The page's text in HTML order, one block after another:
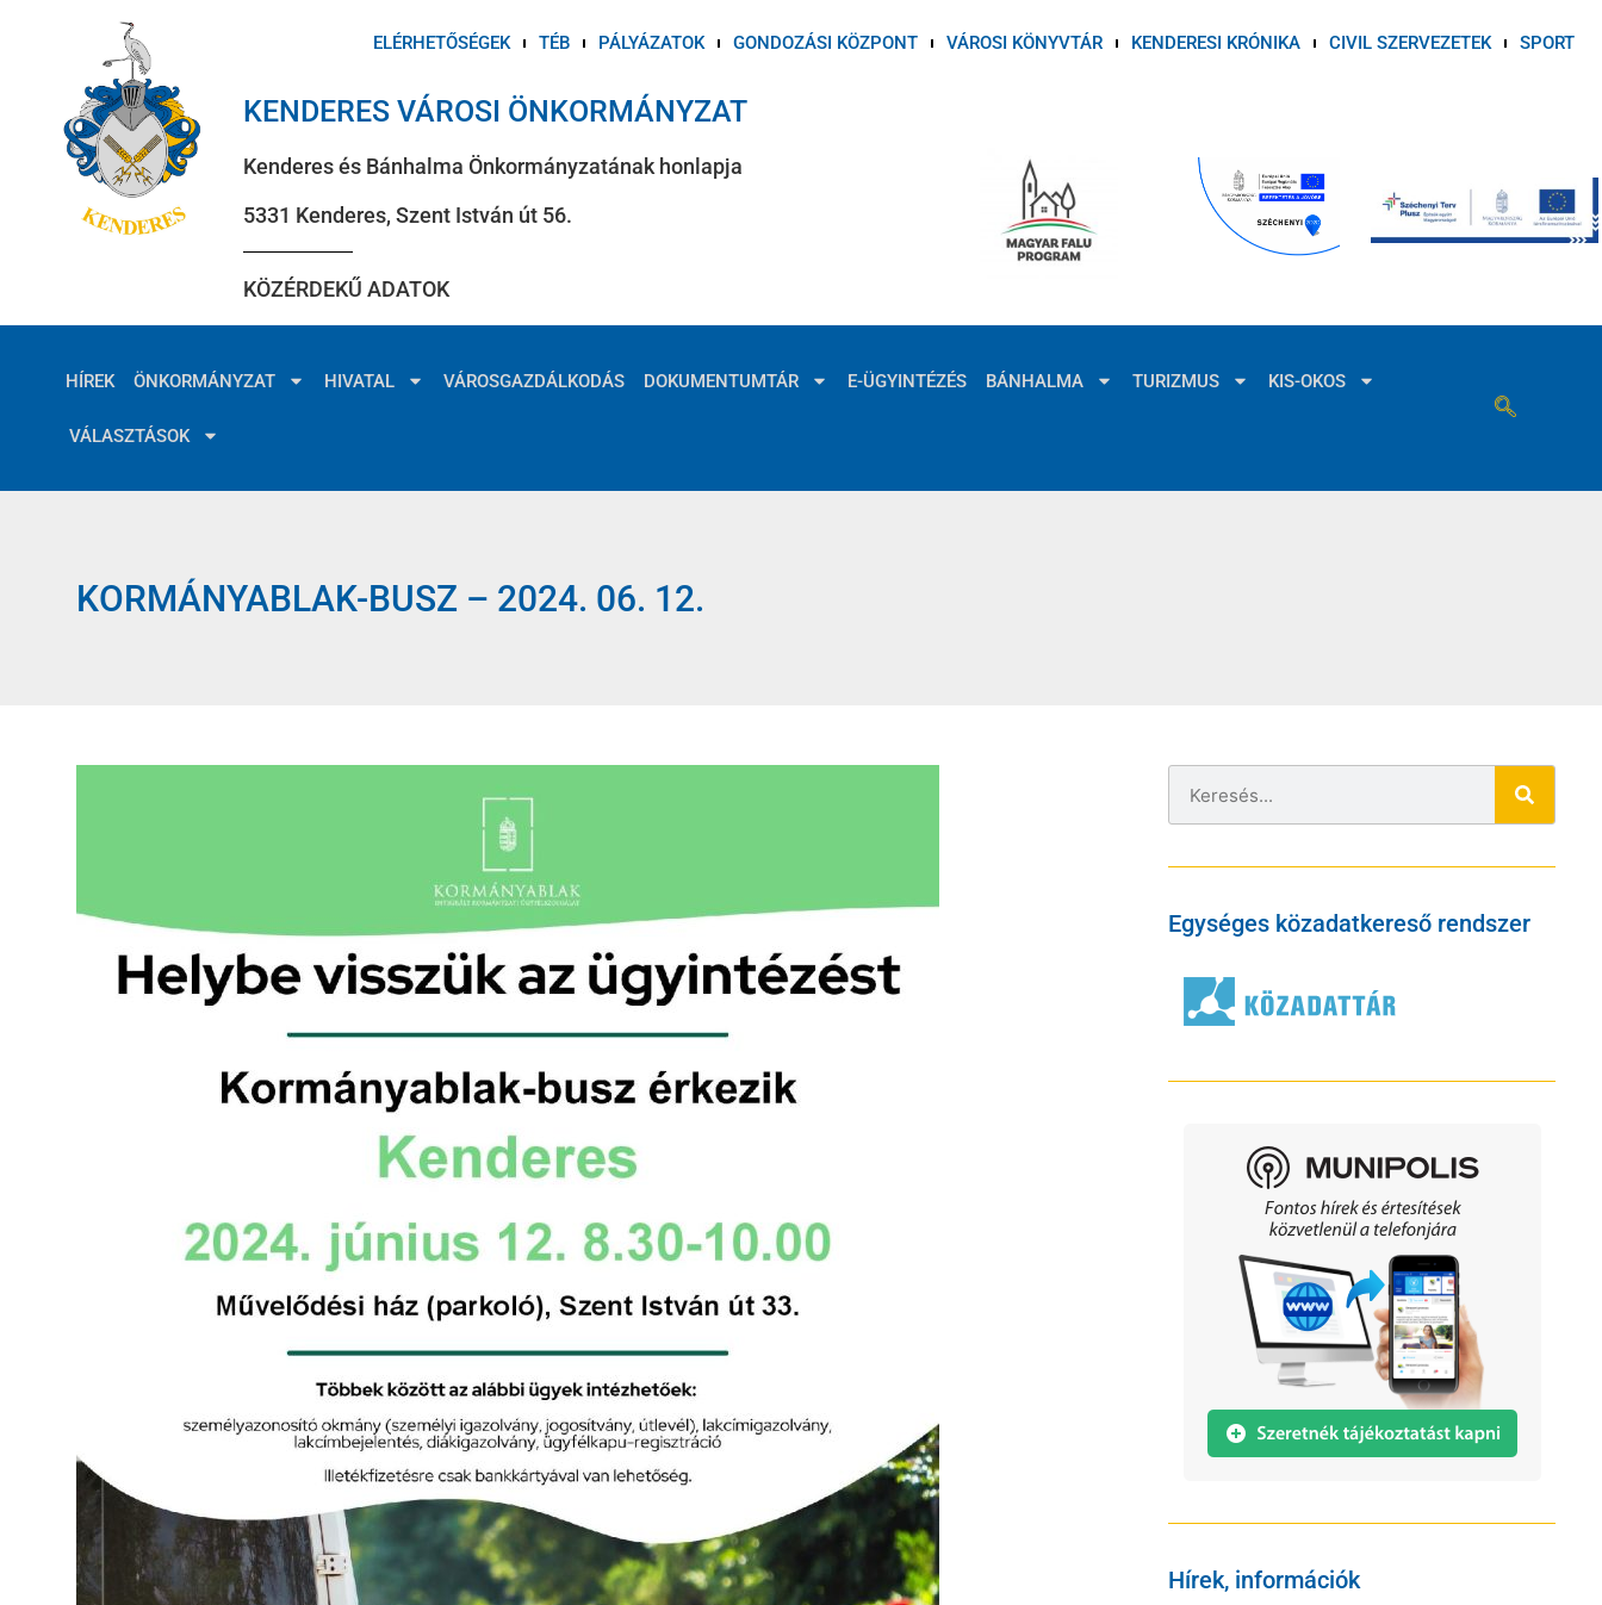
ELÉRHETŐSÉGEK TÉB PÁLYÁZATOK GONDOZÁSI KÖZPONT VÁROSI KÖNYVTÁR KENDERESI KRÓNIKA CIVIL SZERVEZETEK SPORT
KENDERES VÁROSI ÖNKORMÁNYZAT
Kenderes és Bánhalma Önkormányzatának honlapja
5331 Kenderes, Szent István út 56.
KÖZÉRDEKŰ ADATOK
HÍREK ÖNKORMÁNYZAT HIVATAL VÁROSGAZDÁLKODÁS DOKUMENTUMTÁR E-ÜGYINTÉZÉS BÁNHALMA TURIZMUS KIS-OKOS
VÁLASZTÁSOK
KORMÁNYABLAK-BUSZ – 2024. 06. 12.
Egységes közadatkereső rendszer
Hírek, információk